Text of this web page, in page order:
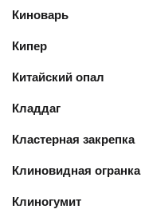
Киноварь
Кипер
Китайский опал
Кладдаг
Кластерная закрепка
Клиновидная огранка
Клиногумит